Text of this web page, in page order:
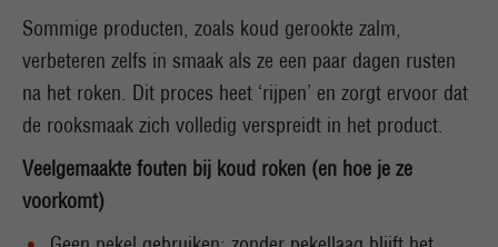
Sommige producten, zoals koud gerookte zalm,
verbeteren zelfs in smaak als ze een paar dagen rusten
na het roken. Dit proces heet ‘rijpen’ en zorgt ervoor dat
de rooksmaak zich volledig verspreidt in het product.
Veelgemaakte fouten bij koud roken (en hoe je ze
voorkomt)